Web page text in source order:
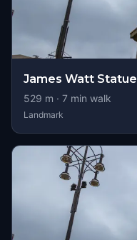
James Watt Statue
529 m · 7 min walk
Landmark